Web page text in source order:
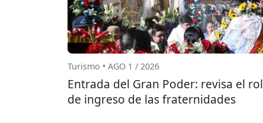
Turismo • AGO 1 / 2026
Entrada del Gran Poder: revisa el rol
de ingreso de las fraternidades